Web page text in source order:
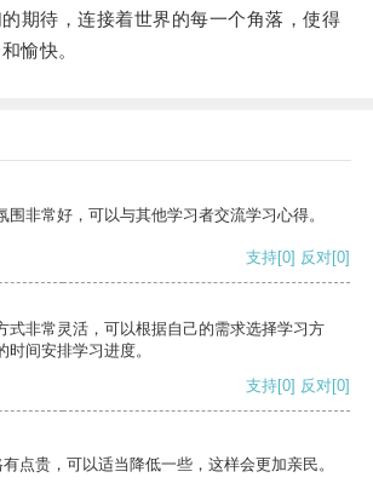
待，连接着世界的每一个角落，使得
愉快。
围非常好，可以与其他学习者交流学习心得。
支持[0] 反对[0]
式非常灵活，可以根据自己的需求选择学习方
间安排学习进度。
支持[0] 反对[0]
点贵，可以适当降低一些，这样会更加亲民。